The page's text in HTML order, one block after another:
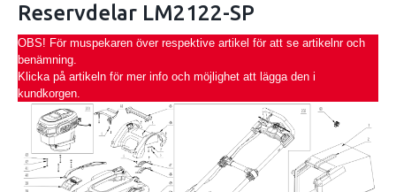
Reservdelar LM2122-SP
OBS! För muspekaren över respektive artikel för att se artikelnr och
benämning.
Klicka på artikeln för mer info och möjlighet att lägga den i
kundkorgen.